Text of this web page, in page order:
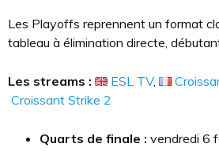
Les Playoffs reprennent un format
tableau à élimination directe,
Les streams : ESL TV,
Croissant Strike 2
Quarts de finale : vendredi 6